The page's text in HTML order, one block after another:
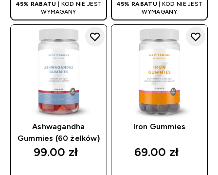
45% RABATU
| KOD NIE JEST
WYMAGANY
45% RABATU | KOD NIE JEST
WYMAGANY
Ashwagandha
Gummies (60 żelków)
99.00 zł‎
Iron Gummies
69.00 zł‎